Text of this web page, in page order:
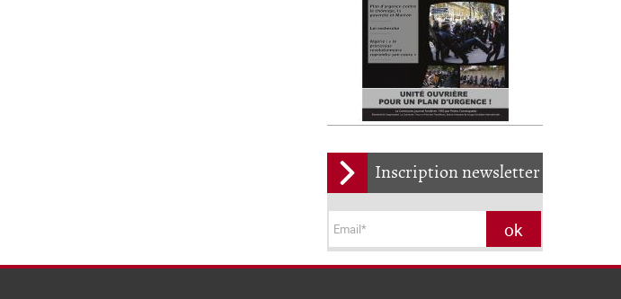
Inscription newsletter